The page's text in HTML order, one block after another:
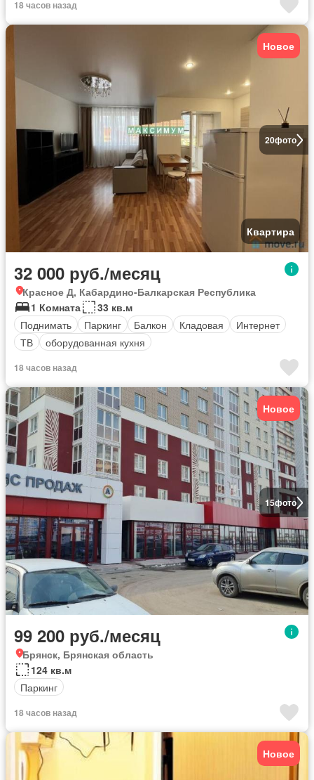
18 часов назад
20фото
Новое
Квартира
32 000 руб./месяц
Красное Д, Кабардино-Балкарская Республика
1 Комната
33 кв.м
Поднимать
Паркинг Балкон Кладовая
Интернет
ТВ
оборудованная кухня
18 часов назад
15фото
Новое
99 200 руб./месяц
Брянск, Брянская область
124 кв.м
Паркинг
18 часов назад
Новое